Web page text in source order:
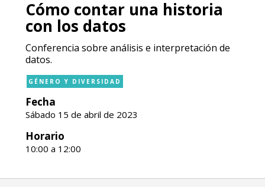
Cómo contar una historia
con los datos
Conferencia sobre análisis e interpretación de
datos.
GÉNERO Y DIVERSIDAD
Fecha
Sábado 15 de abril de 2023
Horario
10:00 a 12:00